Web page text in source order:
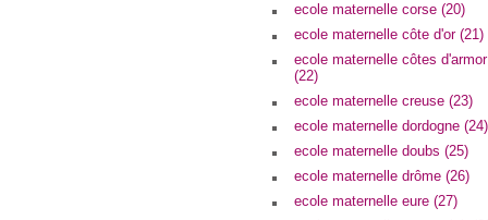
ecole maternelle corse (20)
ecole maternelle côte d'or (21)
ecole maternelle côtes d'armor
(22)
ecole maternelle creuse (23)
ecole maternelle dordogne (24)
ecole maternelle doubs (25)
ecole maternelle drôme (26)
ecole maternelle eure (27)